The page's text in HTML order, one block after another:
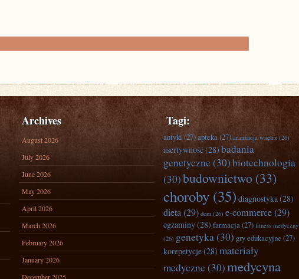
Archives
August 2026
July 2026
June 2026
May 2026
April 2026
March 2026
February 2026
January 2026
December 2025
Tagi:
antyki(27)apteka(27) aranżacja wnętrz (26)
asertywność(28) badania
genetyczne (30)biotechnologia
(30)budownictwo (33)
choroby (35) diagnostyka(28)
dieta(29) dom (26) e-commerce(29)
egzaminy(28) farmacja(27) fitness medyczny
(26) genetyka(30) gry edukacyjne (27)
korepetycje(28) materiały
medyczne (30)medycyna